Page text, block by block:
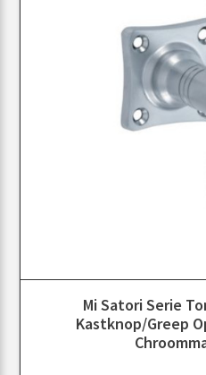
Mi Satori Serie
Kastknop/greep